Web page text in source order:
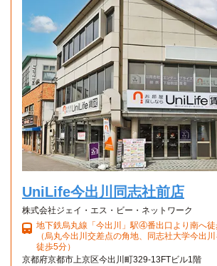
Aタイプ
1K 24.6㎡〜24.6㎡
UniLife今出川同志社前店
株式会社ジェイ・エス・ビー・ネットワーク
地下鉄烏丸線「今出川」駅④番出口より南へ
（烏丸今出川交差点の角地、同志社大学今出
徒歩5分）
京都府京都市上京区今出川町329-13FTビル1階